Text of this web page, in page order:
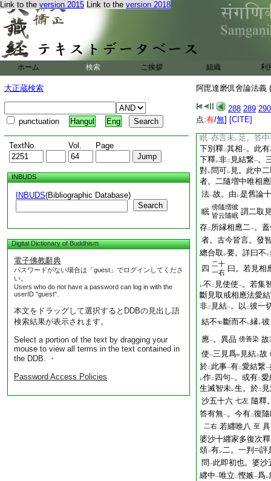
Link to the version 2015 Link to the version 2018
ホーム 検索 ご挨拶 組織 利
大正蔵検索
punctuation Hangul Eng
TextNo. Vol. Page
INBUDS
INBUDS(Bibliographic Database)
Search
Digital Dictionary of Buddhism
電子佛教辭典
パスワードがない場合は「guest」でログインしてくださ
い。
Users who do not have a password can log in with the
userID "guest".
本文をドラッグして選択するとDDBの見出し語
検索結果が表示されます。
Select a portion of the text by dragging your
mouse to view all terms in the text contained in
the DDB. ・
Password Access Policies
阿毘達磨倶舍論法義
288 289 290
点:有/無] [CITE]
[IMAGE]
[IMAGE]
[IMAGE]
[IMAGE]
餘其獨一。此合
二
見結 。合 爲
見結三爲
體。取結
法者。約 五見隨應
レ 足。寶疏爲 二二取一
隨眠者。十隨眠中
五見 言未
足。
眠一亦言未 レ 足。答
下別釋二其相一。此有
下釋レ非二 見結繋一。
對レ問可レ 見。此中
者。二隨増中唯相
法一故。由 レ是舊論
眠 傍隨増彼
皆云隨眠 謂二取
存二 所縁相應二一。
者。古今皆言。發
總合取 レ要。詳曰不 レ
四 二十
一右 曰。若見相
レ不 二 見使使一。若集
斷見取戒相應法愛
非二 見結一。以 二彼一
結不
斷而不 レ縁レ彼
應一。異品 傍善染 故
使一三見爲中 見結 上故
於二 此事一有二愛結繋一
レ作二 四句一。或有二愛
生滅智未レ生。於二
沙五十六 七左 隨釋
答有無一。今有二復
二右 若纒唯八 至
婆沙十纒家多復次釋
頌一有レ二。一判
評
問一此即初也。婆沙
纒中一唯立 二慳嫉一爲レ